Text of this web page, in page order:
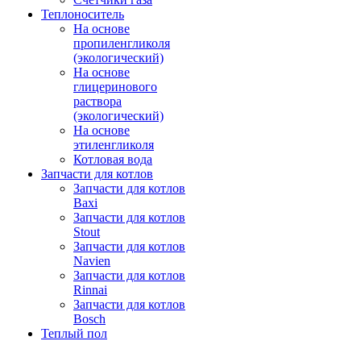
Теплоноситель
На основе
пропиленгликоля
(экологический)
На основе
глицеринового
раствора
(экологический)
На основе
этиленгликоля
Котловая вода
Запчасти для котлов
Запчасти для котлов
Baxi
Запчасти для котлов
Stout
Запчасти для котлов
Navien
Запчасти для котлов
Rinnai
Запчасти для котлов
Bosch
Теплый пол